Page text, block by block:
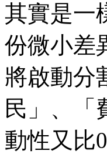
其實是一
份微小差
將啟動分
民」、「
動性又比